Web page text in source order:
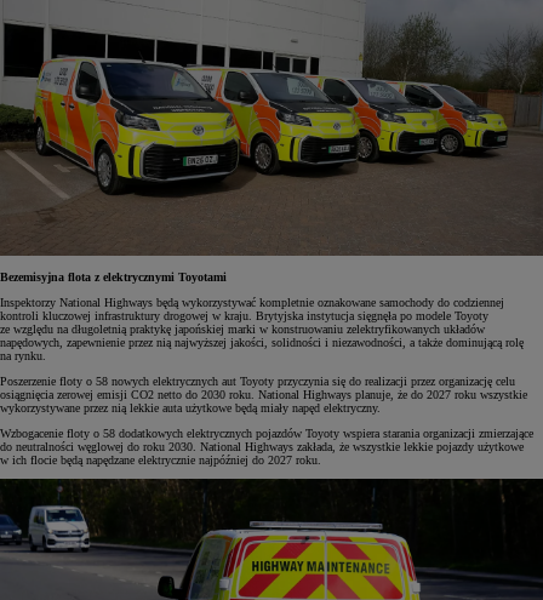
Bezemisyjna flota z elektrycznymi Toyotami
Inspektorzy National Highways będą wykorzystywać kompletnie oznakowane samochody do codziennej
kontroli kluczowej infrastruktury drogowej w kraju. Brytyjska instytucja sięgnęła po modele Toyoty
ze względu na długoletnią praktykę japońskiej marki w konstruowaniu zelektryfikowanych układów
napędowych, zapewnienie przez nią najwyższej jakości, solidności i niezawodności, a także dominującą rolę
na rynku.
Poszerzenie floty o 58 nowych elektrycznych aut Toyoty przyczynia się do realizacji przez organizację celu
osiągnięcia zerowej emisji CO2 netto do 2030 roku. National Highways planuje, że do 2027 roku wszystkie
wykorzystywane przez nią lekkie auta użytkowe będą miały napęd elektryczny.
Wzbogacenie floty o 58 dodatkowych elektrycznych pojazdów Toyoty wspiera starania organizacji zmierzające
do neutralności węglowej do roku 2030. National Highways zakłada, że wszystkie lekkie pojazdy użytkowe
w ich flocie będą napędzane elektrycznie najpóźniej do 2027 roku.